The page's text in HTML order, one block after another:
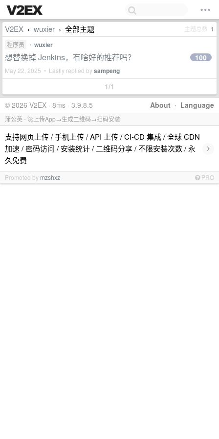
V2EX › wuxier › 全部主题 主题总数 1
程序员 • wuxier
想替换掉 Jenkins，有啥好的推荐吗？
May 22, 2025 • Lastly replied bysampeng
100
1/1
About · Language
© 2026 V2EX · 8ms · 3.9.8.5
蒲公英 - 🚀上传App→生成二维码→扫码安装
支持网页上传 / 手机上传 / API 上传 / CI-CD 集成 / 全球 CDN
加速 / 密码访问 / 安装统计 / 二维码分享 / 不限安装次数 / 永
久免费
›
Promoted by mzshxz PRO